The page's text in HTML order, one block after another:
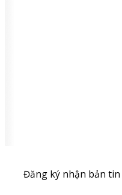
Đăng ký nhận bản tin